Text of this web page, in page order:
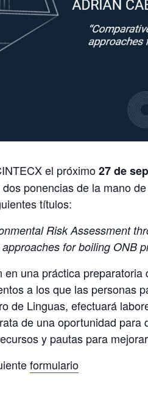
el próximo27 de
ponencias de la mano
títulos:
Risk Assessment
for boiling ONB
una práctica
a los que las personas
de Linguas, efectuará
de una oportunidad
y pautas para
formulario